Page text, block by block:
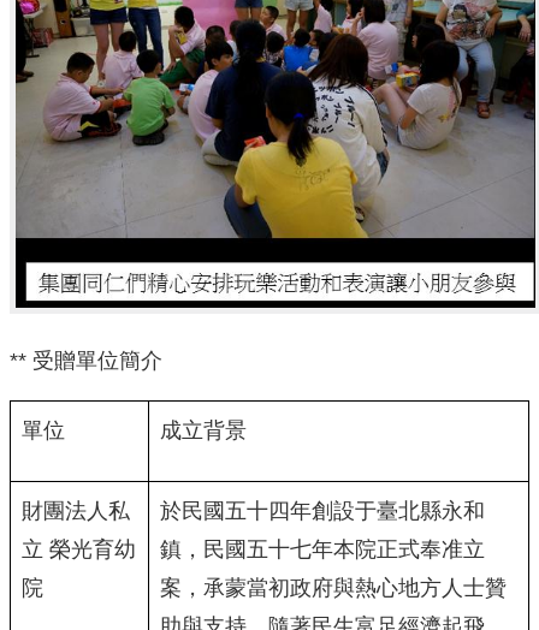
** 受贈單位簡介
單位 成立背景
財團法人私
立 榮光育幼
院
於民國五十四年創設于臺北縣永和
鎮，民國五十七年本院正式奉准立
案，承蒙當初政府與熱心地方人士贊